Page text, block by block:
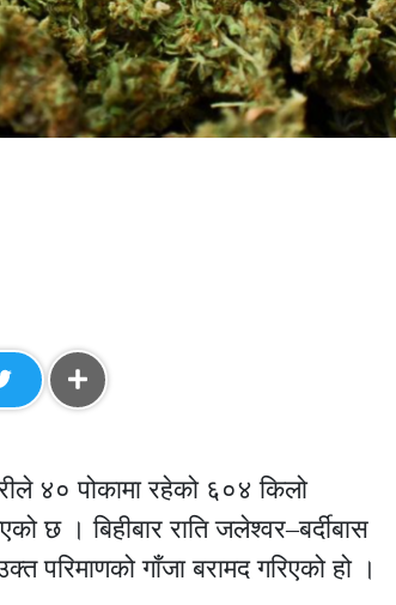
४० पोकामा रहेको ६०४ किलो
छ । बिहीबार राति जलेश्वर–बर्दीबास
परिमाणको गाँजा बरामद गरिएको हो ।